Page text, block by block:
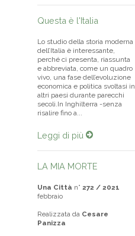
Questa è l'Italia
Lo studio della storia moderna
dell’Italia è interessante,
perché ci presenta, riassunta
e abbreviata, come un quadro
vivo, una fase dell’evoluzione
economica e politica svoltasi in
altri paesi durante parecchi
secoli.In Inghilterra -senza
risalire fino a...
Leggi di più
LA MIA MORTE
Una Città n° 272 / 2021
febbraio
Realizzata da Cesare
Panizza